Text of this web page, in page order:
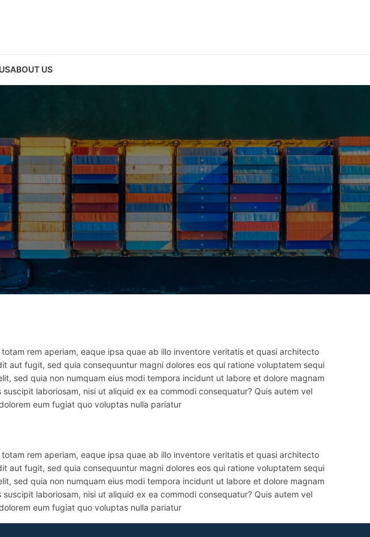
ABOUT US
rem aperiam, eaque ipsa quae ab illo inventore veritatis et quasi architecto
fugit, sed quia consequuntur magni dolores eos qui ratione voluptatem sequi
sed quia non numquam eius modi tempora incidunt ut labore et dolore magnam
laboriosam, nisi ut aliquid ex ea commodi consequatur? Quis autem vel
eum fugiat quo voluptas nulla pariatur
rem aperiam, eaque ipsa quae ab illo inventore veritatis et quasi architecto
fugit, sed quia consequuntur magni dolores eos qui ratione voluptatem sequi
sed quia non numquam eius modi tempora incidunt ut labore et dolore magnam
laboriosam, nisi ut aliquid ex ea commodi consequatur? Quis autem vel
eum fugiat quo voluptas nulla pariatur